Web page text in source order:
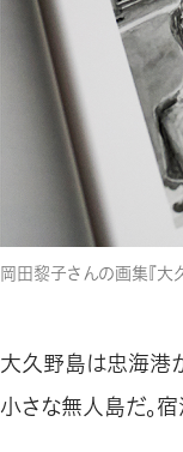
岡田黎子さんの画集『大
大久野島は忠海港
小さな無人島だ。宿